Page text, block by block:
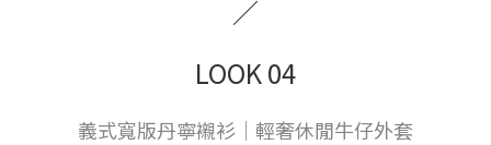
／
LOOK 04
義式寬版丹寧襯衫｜輕奢休閒牛仔外套